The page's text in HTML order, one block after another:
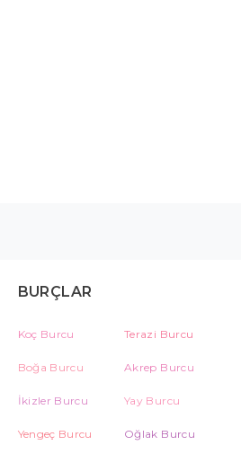
BURÇLAR
Koç Burcu Terazi Burcu
Boğa Burcu Akrep Burcu
İkizler Burcu Yay Burcu
Yengeç Burcu Oğlak Burcu